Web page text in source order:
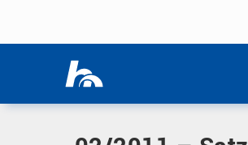
Home|Dokumente|02/2011 –